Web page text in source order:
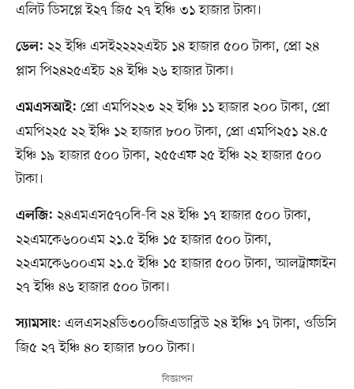
এলিট ডিসপ্লে ই২৭ জি৫ ২৭ ইঞ্চি ৩১ হাজার টাকা।
ডেল: ২২ ইঞ্চি এসই২২২২এইচ ১৪ হাজার ৫০০ টাকা, প্রো ২৪
প্লাস পি২৪২৫এইচ ২৪ ইঞ্চি ২৬ হাজার টাকা।
এমএসআই: প্রো এমপি২২৩ ২২ ইঞ্চি ১১ হাজার ২০০ টাকা, প্রো
এমপি২২৫ ২২ ইঞ্চি ১২ হাজার ৮০০ টাকা, প্রো এমপি২৫১ ২৪.৫
ইঞ্চি ১৯ হাজার ৫০০ টাকা, ২৫৫এফ ২৫ ইঞ্চি ২২ হাজার ৫০০
টাকা।
এলজি: ২৪এমএস৫৭০বি-বি ২৪ ইঞ্চি ১৭ হাজার ৫০০ টাকা,
২২এমকে৬০০এম ২১.৫ ইঞ্চি ১৫ হাজার ৫০০ টাকা,
২২এমকে৬০০এম ২১.৫ ইঞ্চি ১৫ হাজার ৫০০ টাকা, আলট্রাফাইন
২৭ ইঞ্চি ৪৬ হাজার ৫০০ টাকা।
স্যামসাং: এলএস২৪ডি৩০০জিএডাব্লিউ ২৪ ইঞ্চি ১৭ টাকা, ওডিসি
জি৫ ২৭ ইঞ্চি ৪০ হাজার ৮০০ টাকা।